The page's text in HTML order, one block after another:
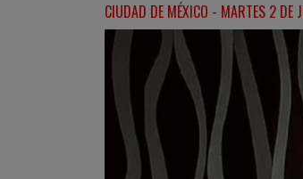
CIUDAD DE MÉXICO - MARTES 2